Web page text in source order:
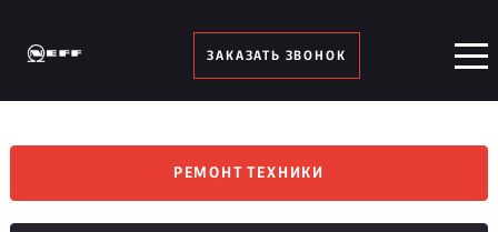
ЗАКАЗАТЬ ЗВОНОК
РЕМОНТ ТЕХНИКИ